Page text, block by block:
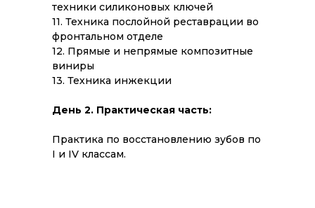
техники силиконовых ключей
11. Техника послойной реставрации во
фронтальном отделе
12. Прямые и непрямые композитные
виниры
13. Техника инжекции
День 2. Практическая часть:
Практика по восстановлению зубов по
I и IV классам.